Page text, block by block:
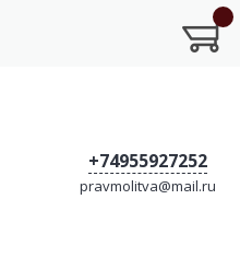
+74955927252
pravmolitva@mail.ru